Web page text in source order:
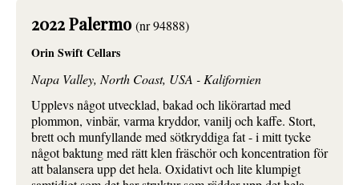
2022 Palermo (nr 94888)
Orin Swift Cellars
Napa Valley, North Coast, USA - Kalifornien
Upplevs något utvecklad, bakad och likörartad med
plommon, vinbär, varma kryddor, vanilj och kaffe. Stort,
brett och munfyllande med sötkryddiga fat - i mitt tycke
något baktung med rätt klen fräschör och koncentration för
att balansera upp det hela. Oxidativt och lite klumpigt